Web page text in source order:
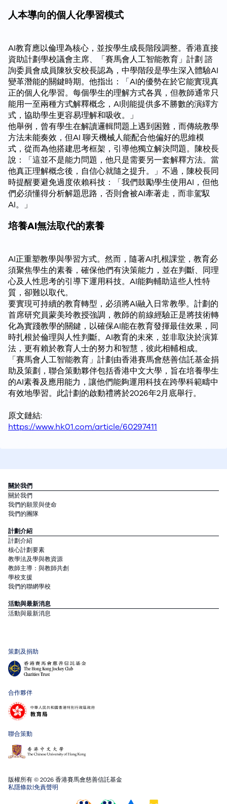
人本導向的個人化學習模式
AI教育應以倫理為核心，並按學生成長階段調整。香港直接
資助計劃學校議會主席、「賽馬會人工智能教育」計劃 諮
詢委員會成員陳狄安校長認為，中學階段是學生深入體驗AI
變革潛能的關鍵時期。他指出：「AI的優勢在於它能實現真
正的個人化學習。每個學生的理解方式各異，但教師通常只
能用一至兩種方式解釋概念，AI則能提供多不勝數的演繹方
式，協助學生更容易理解和吸收。」
他舉例，曾有學生在解讀邏輯問題上遇到困難，而傳統教學
方法未能奏效，但AI 聊天機械人能配合他偏好的思維模
式，從而為他搭建思考框架，引導他獨立解決問題。陳校長
說：「這並不是能力問題，他只是需要另一套解釋方法。當
他真正理解概念後，自信心就隨之提升。」不過，陳校長同
時提醒要避免過度依賴科技：「我們鼓勵學生使用AI，但他
們必須懂得分析解題思路，否則會被AI牽著走，而非駕馭
AI。」
培養AI無法取代的素養
AI正重塑教學與學習方式。然而，隨著AI扎根課堂，教育必
須聚焦學生的素養，確保他們有決策能力，並在判斷、同理
心及人性思考的引導下運用科技。AI能夠輔助這些人性特
質，卻難以取代。
要實現可持續的教育轉型，必須將AI融入日常教學。計劃的
首席研究員蒙美玲教授強調，教師的前線經驗正是將技術轉
化為實踐教學的關鍵，以確保AI能在教育發揮最佳效果，同
時扎根於倫理與人性判斷。AI教育的未來，並非取決於演算
法，更有賴於教育人士的努力和智慧，彼此相輔相成。
「賽馬會人工智能教育」計劃由香港賽馬會慈善信託基金捐
助及策劃，聯合策動夥伴包括香港中文大學，旨在培養學生
的AI素養及應用能力，讓他們能夠運用科技在跨學科範疇中
有效地學習。此計劃的啟動禮將於2026年2月底舉行。
原文鏈結:
https://www.hk01.com/article/60297411
關於我們
關於我們
我們的願景與使命
我們的團隊
計劃介紹
計劃介紹
核心計劃要素
教學法及學與教資源
教師主導：與教師共創
學校支援
我們的聯網學校
活動與最新消息
活動與最新消息
策劃及捐助
合作夥伴
聯合策動
版權所有 © 2026 香港賽馬會慈善信託基金
私隱條款|免責聲明